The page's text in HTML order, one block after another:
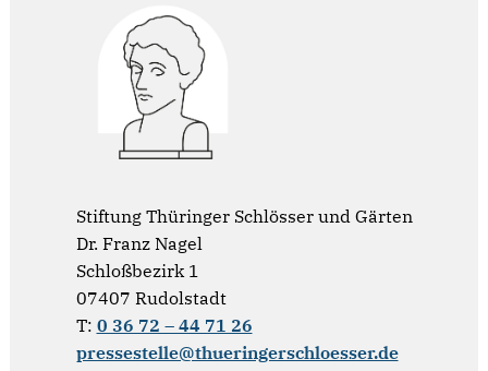
Stiftung Thüringer Schlösser und Gärten
Dr. Franz Nagel
Schloßbezirk 1
07407 Rudolstadt
T: 0 36 72 – 44 71 26
pressestelle@thueringerschloesser.de